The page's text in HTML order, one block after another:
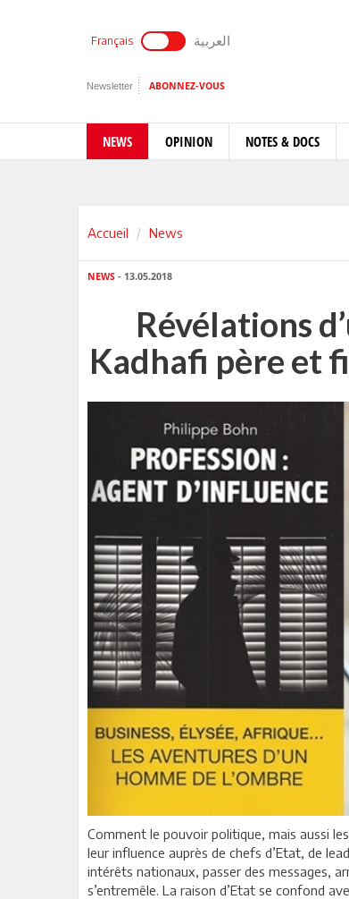
Français العربية
Newsletter ABONNEZ-VOUS
NEWS OPINION NOTES & DOCS
Accueil News
NEWS - 13.05.2018
Révélations
Kadhafi père et
Comment le pouvoir politique, mais aussi
leur influence auprès de chefs d’Etat, de
intérêts nationaux, passer des messages,
s’entremêle. La raison d’Etat se confond